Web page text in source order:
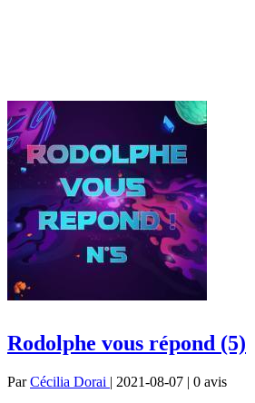
Rodolphe vous répond (5)
ParCécilia Dorai | 2021-08-07 | 0 avis